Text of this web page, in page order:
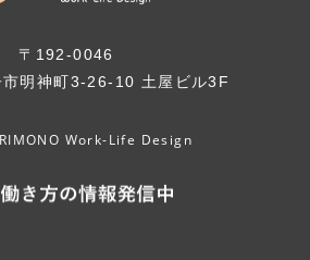
〒192-0046
市明神町3-26-10 土屋ビル3F
Work-Life Design